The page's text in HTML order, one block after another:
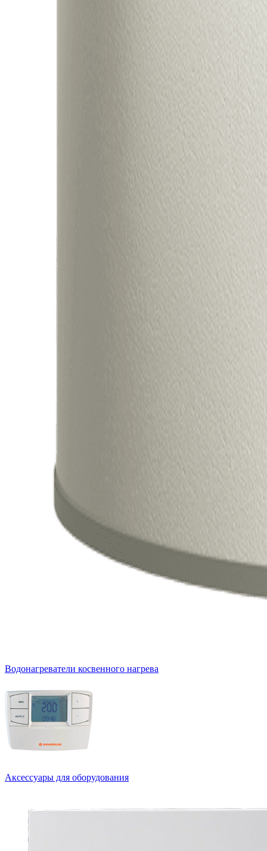
Водонагреватели косвенного нагрева
Аксессуары для оборудования